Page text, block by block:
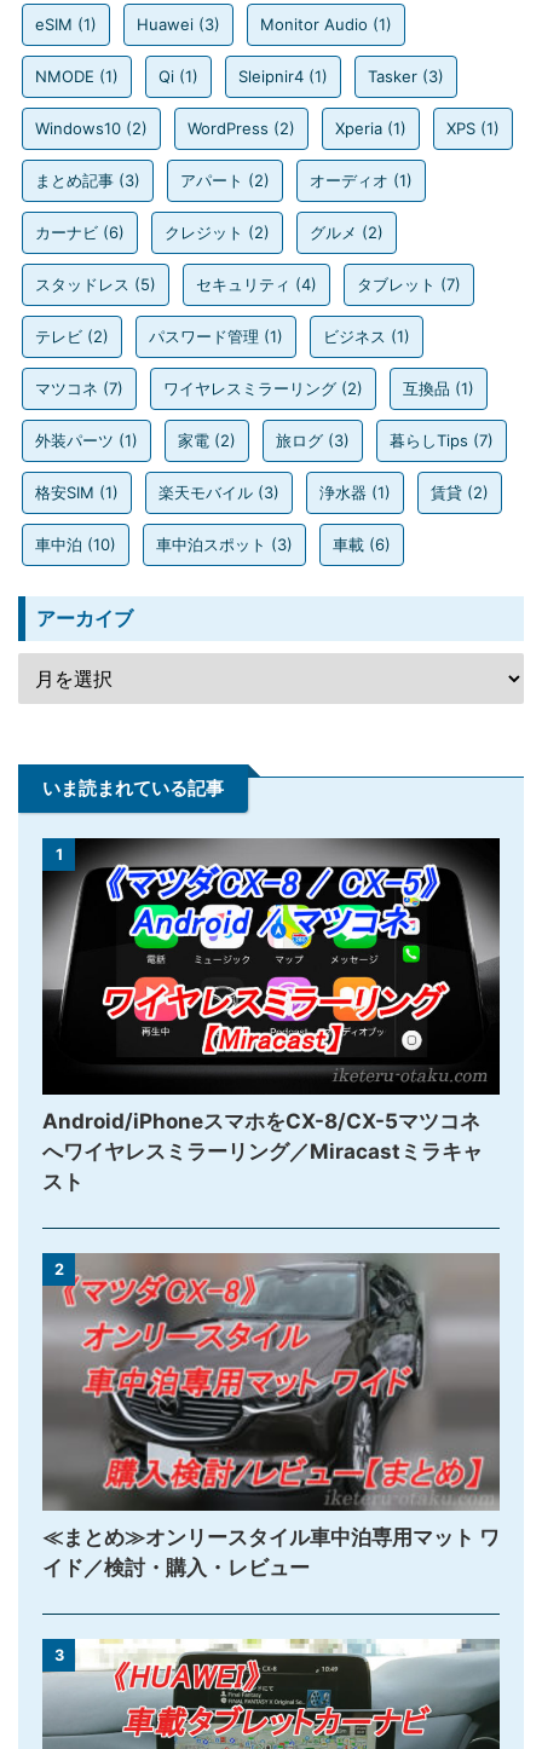
eSIM (1) Huawei (3) Monitor Audio (1)
NMODE (1) Qi (1) Sleipnir4 (1) Tasker (3)
Windows10 (2) WordPress (2) Xperia (1) XPS (1)
まとめ記事 (3) アパート (2) オーディオ (1)
カーナビ (6) クレジット (2) グルメ (2)
スタッドレス (5) セキュリティ (4) タブレット (7)
テレビ (2) パスワード管理 (1) ビジネス (1)
マツコネ (7) ワイヤレスミラーリング (2) 互換品 (1)
外装パーツ (1) 家電 (2) 旅ログ (3) 暮らしTips (7)
格安SIM (1) 楽天モバイル (3) 浄水器 (1) 賃貸 (2)
車中泊 (10) 車中泊スポット (3) 車載 (6)
アーカイブ
いま読まれている記事
1
Android/iPhoneスマホをCX-8/CX-5マツコネ
へワイヤレスミラーリング／Miracastミラキャ
スト
2
≪まとめ≫オンリースタイル車中泊専用マット ワ
イド／検討・購入・レビュー
3